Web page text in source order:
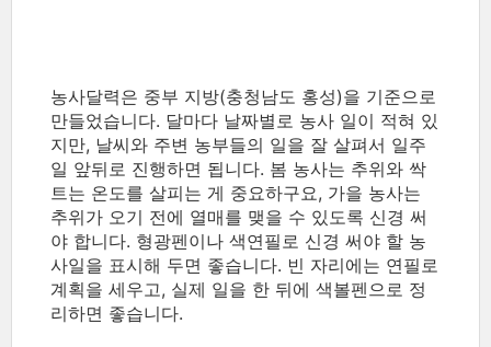
농사달력은 중부 지방(충청남도 홍성)을 기준으로
만들었습니다. 달마다 날짜별로 농사 일이 적혀 있
지만, 날씨와 주변 농부들의 일을 잘 살펴서 일주
일 앞뒤로 진행하면 됩니다. 봄 농사는 추위와 싹
트는 온도를 살피는 게 중요하구요, 가을 농사는
추위가 오기 전에 열매를 맺을 수 있도록 신경 써
야 합니다. 형광펜이나 색연필로 신경 써야 할 농
사일을 표시해 두면 좋습니다. 빈 자리에는 연필로
계획을 세우고, 실제 일을 한 뒤에 색볼펜으로 정
리하면 좋습니다.